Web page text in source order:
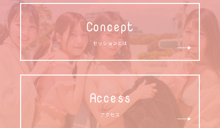
Concept
セッションとは
Access
アクセス